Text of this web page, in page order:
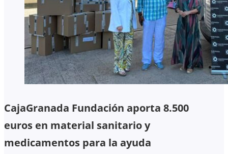
CajaGranada Fundación aporta 8.500
euros en material sanitario y
medicamentos para la ayuda